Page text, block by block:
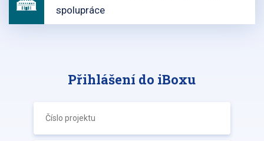
spolupráce
Přihlášení do iBoxu